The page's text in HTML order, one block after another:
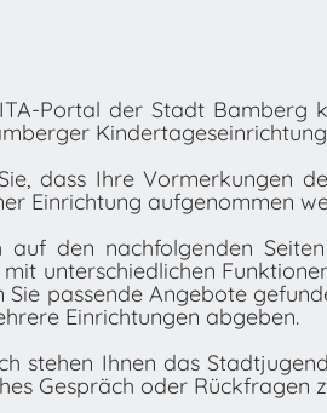
Portal der Stadt Bamberg
dass Ihre Vormerkungen
Einrichtung aufgenommen
auf den nachfolgenden
unterschiedlichen
Sie passende Angebote
Einrichtungen abgeben.
stehen Ihnen das
Gespräch oder Rückfragen